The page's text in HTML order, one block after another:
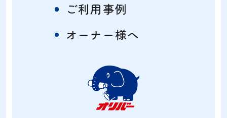
ご利用事例
オーナー様へ
屋内型トランクルームタイプ